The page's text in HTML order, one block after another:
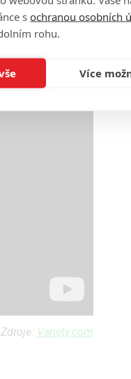
Zdroje: Variety.com
s ochranou osobních
rohu.
Více